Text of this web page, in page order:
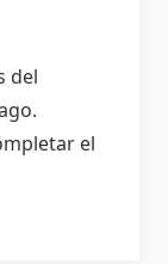
del
el